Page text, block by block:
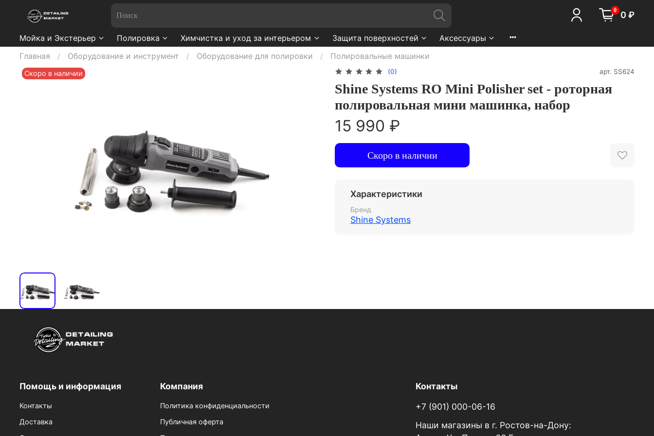
0 0 ₽
Мойка и Экстерьер Полировка Химчистка и уход за интерьером Защита поверхностей
Аксессуары
Главная
Оборудование и инструмент Оборудование для полировки Полировальные машинки
Скоро в наличии (0) арт. SS624
Shine Systems RO Mini Polisher set - роторная
полировальная мини машинка, набор
15 990 ₽
Скоро в наличии
Характеристики
Бренд
Shine Systems
Помощь и информация
Контакты
Доставка
Компания
Политика конфиденциальности
Публичная оферта
Контакты
+7 (901) 000-06-16
Наши магазины в г. Ростов-на-Дону: